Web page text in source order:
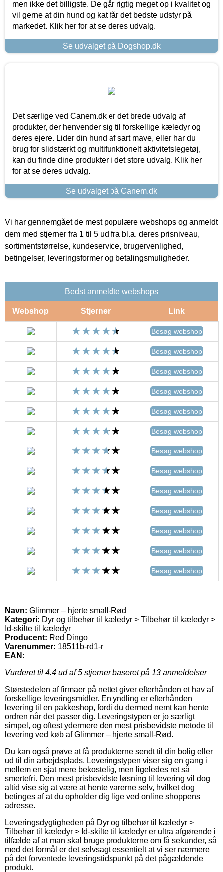
men ikke det billigste. De går rigtig meget op i kvalitet og
vil gerne at din hund og kat får det bedste udstyr på
markedet. Klik her for at se deres udvalg.
Se udvalget på Dogshop.dk
Det særlige ved Canem.dk er det brede udvalg af
produkter, der henvender sig til forskellige kæledyr og
deres ejere. Lider din hund af sart mave, eller har du
brug for slidstærkt og multifunktionelt aktivitetslegetøj,
kan du finde dine produkter i det store udvalg. Klik her
for at se deres udvalg.
Se udvalget på Canem.dk
Vi har gennemgået de mest populære webshops og anmeldt
dem med stjerner fra 1 til 5 ud fra bl.a. deres prisniveau,
sortimentstørrelse, kundeservice, brugervenlighed,
betingelser, leveringsformer og betalingsmuligheder.
Bedst anmeldte webshops
Webshop Stjerner Link
Besøg webshop
Besøg webshop
Besøg webshop
Besøg webshop
Besøg webshop
Besøg webshop
Besøg webshop
Besøg webshop
Besøg webshop
Besøg webshop
Besøg webshop
Besøg webshop
Besøg webshop
Navn: Glimmer – hjerte small-Rød
Kategori: Dyr og tilbehør til kæledyr > Tilbehør til kæledyr >
Id-skilte til kæledyr
Producent: Red Dingo
Varenummer: 18511b-rd1-r
EAN:
Vurderet til 4.4 ud af 5 stjerner baseret på 13 anmeldelser
Størstedelen af firmaer på nettet giver efterhånden et hav af
forskellige leveringsmidler. En yndling er efterhånden
levering til en pakkeshop, fordi du dermed nemt kan hente
ordren når det passer dig. Leveringstypen er jo særligt
simpel, og oftest ydermere den mest prisbevidste metode til
levering ved køb af Glimmer – hjerte small-Rød.
Du kan også prøve at få produkterne sendt til din bolig eller
ud til din arbejdsplads. Leveringstypen viser sig en gang i
mellem en sjat mere bekostelig, men ligeledes ret så
smertefri. Den mest prisbevidste løsning til levering vil dog
altid vise sig at være at hente varerne selv, hvilket dog
betinges af at du opholder dig lige ved online shoppens
adresse.
Leveringsdygtigheden på Dyr og tilbehør til kæledyr >
Tilbehør til kæledyr > Id-skilte til kæledyr er ultra afgørende i
tilfælde af at man skal bruge produkterne om få sekunder, så
med det formål er det selvsagt essentielt at vi ser nærmere
på det forventede leveringstidspunkt på det pågældende
produkt.